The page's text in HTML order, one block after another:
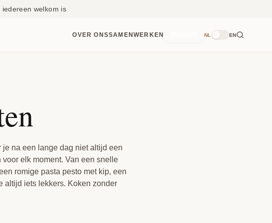
welkom is
OVER ONSSAMENWERKEN NL EN
na een lange dag niet altijd een
elk moment. Van een snelle
romige pasta pesto met kip, een
altijd iets lekkers. Koken zonder